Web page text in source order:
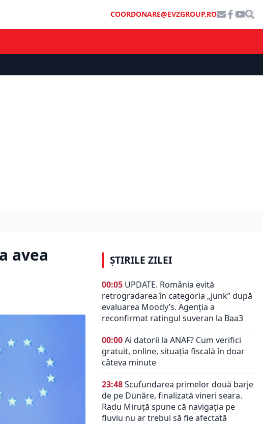
COORDONARE@EVZGROUP.RO
avea
ȘTIRILE ZILEI
00:05 UPDATE. România evită
retrogradarea în categoria „junk” după
evaluarea Moody’s. Agenția a
reconfirmat ratingul suveran la Baa3
00:00Ai datorii la ANAF? Cum verifici
gratuit, online, situația fiscală în doar
câteva minute
23:48Scufundarea primelor două barje
de pe Dunăre, finalizată vineri seara.
Radu Miruță spune că navigația pe
fluviu nu ar trebui să fie afectată